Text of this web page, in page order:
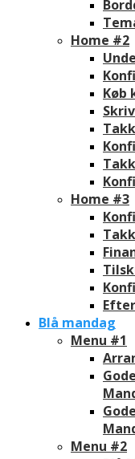
Home #2
Køb
Home #3
Blå mandag
Menu #1
Menu #2